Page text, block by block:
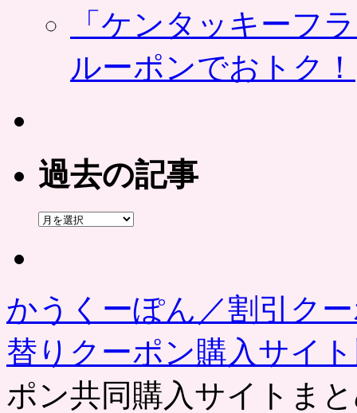
「ケンタッキーフ
ルーポンでおトク！
過去の記事
過
かうくーぽん／割引ク
替りクーポン購入サイ
ポン共同購入サイトま